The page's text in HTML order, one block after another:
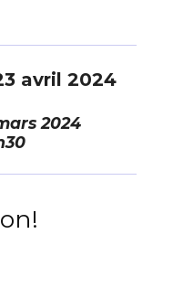
avril 2024
2024